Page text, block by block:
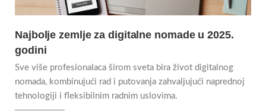
Najbolje zemlje za digitalne nomade u 2025.
godini
Sve više profesionalaca širom sveta bira život digitalnog
nomada, kombinujući rad i putovanja zahvaljujući naprednoj
tehnologiji i fleksibilnim radnim uslovima.